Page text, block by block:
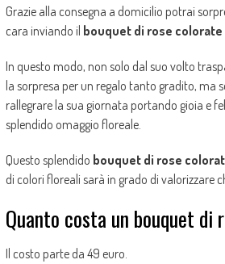
Grazie alla consegna a domicilio potrai
cara inviando il bouquet di rose colorate
In questo modo, non solo dal suo volto
la sorpresa per un regalo tanto gradito, ma
rallegrare la sua giornata portando gioia e
splendido omaggio floreale.
Questo splendido bouquet di rose
di colori floreali sarà in grado di valorizzare
Quanto costa un bouquet di
Il costo parte da 49 euro.